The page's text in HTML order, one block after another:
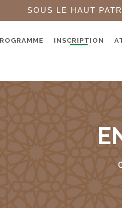
SOUS LE HAUT
INSCRIPTION